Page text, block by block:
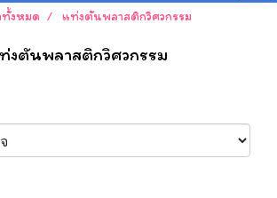
งหมด แท่งตันพลาสติกวิศวกรรม
งตันพลาสติกวิศวกรรม